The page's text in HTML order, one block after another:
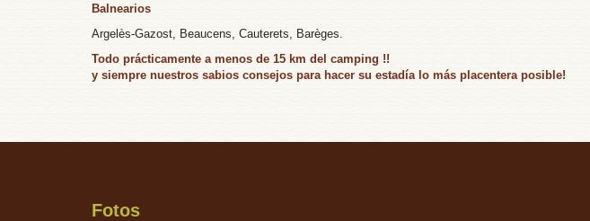
Balnearios
Argelès-Gazost, Beaucens, Cauterets, Barèges.
Todo prácticamente a menos de 15 km del camping !!
y siempre nuestros sabios consejos para hacer su estadía lo más placentera posible!
Fotos